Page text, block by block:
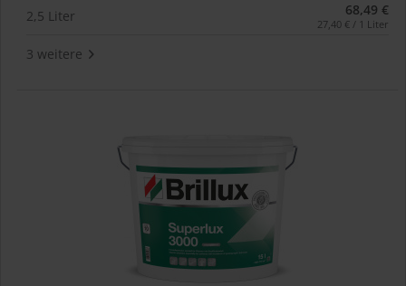
2,5 Liter 68,49 €
27,40 € / 1 Liter
3 weitere